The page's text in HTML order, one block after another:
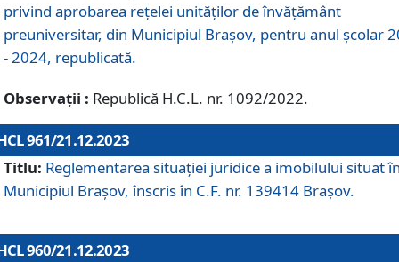
privind aprobarea rețelei unităților de învăţământ
preuniversitar, din Municipiul Braşov, pentru anul școlar
- 2024, republicată.
Observații : Republică H.C.L. nr. 1092/2022.
961/21.12.2023
Titlu: Reglementarea situației juridice a imobilului situat
Municipiul Brașov, înscris în C.F. nr. 139414 Brașov.
960/21.12.2023